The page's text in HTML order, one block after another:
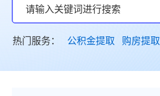
热门服务： 公积金提取 购房提取